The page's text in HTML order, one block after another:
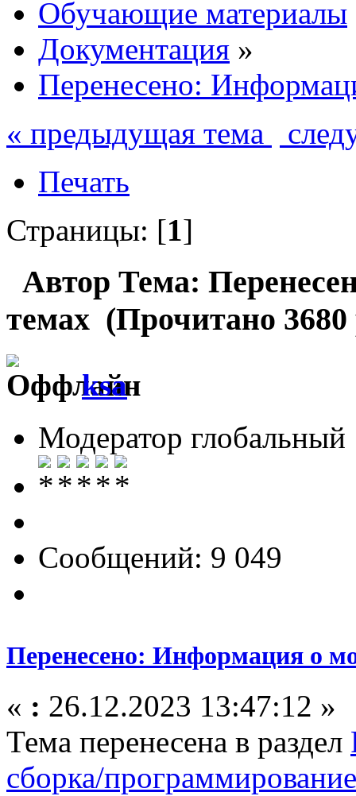
Обучающие материалы
Документация »
Перенесено:
« предыдущая тема
Печать
Страницы: [1]
Автор Тема:
темах (Прочитано 3680
ksa
Модератор глобальный
Сообщений: 9 049
Перенесено: Информация о
« : 26.12.2023 13:47:12 »
Тема перенесена в раздел
сборка/программирование